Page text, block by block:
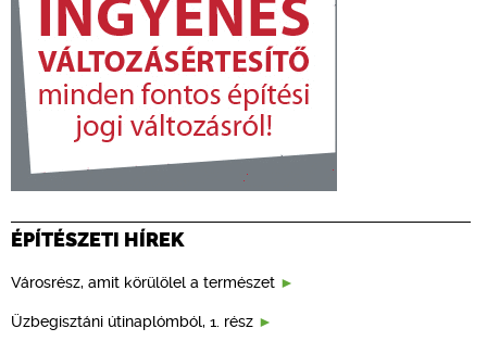
ÉPÍTÉSZETI HÍREK
Városrész, amit körülölel a természet
Üzbegisztáni útinaplómból, 1. rész